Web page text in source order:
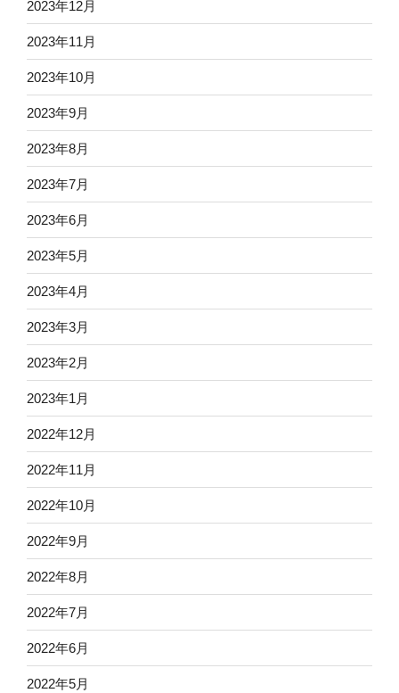
2023年12月
2023年11月
2023年10月
2023年9月
2023年8月
2023年7月
2023年6月
2023年5月
2023年4月
2023年3月
2023年2月
2023年1月
2022年12月
2022年11月
2022年10月
2022年9月
2022年8月
2022年7月
2022年6月
2022年5月